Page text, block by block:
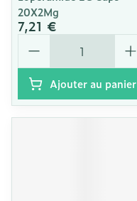
20X2Mg
7,21 €
Quantité
Ajouter au panier